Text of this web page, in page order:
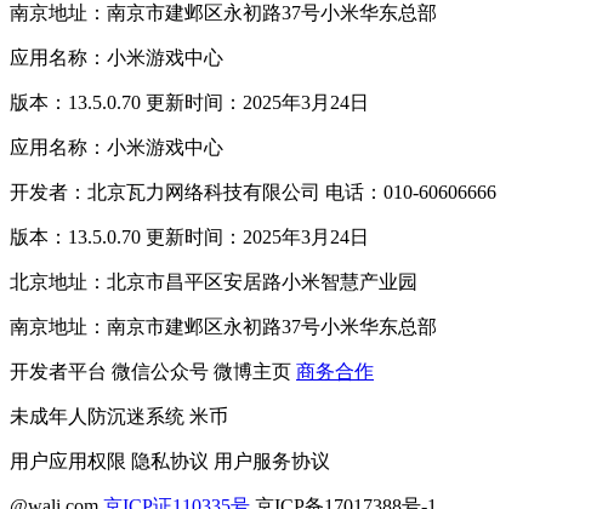
南京地址：南京市建邺区永初路37号小米华东总部
应用名称：小米游戏中心
版本：13.5.0.70 更新时间：2025年3月24日
应用名称：小米游戏中心
开发者：北京瓦力网络科技有限公司 电话：010-60606666
版本：13.5.0.70 更新时间：2025年3月24日
北京地址：北京市昌平区安居路小米智慧产业园
南京地址：南京市建邺区永初路37号小米华东总部
开发者平台 微信公众号 微博主页 商务合作
未成年人防沉迷系统 米币
用户应用权限 隐私协议 用户服务协议